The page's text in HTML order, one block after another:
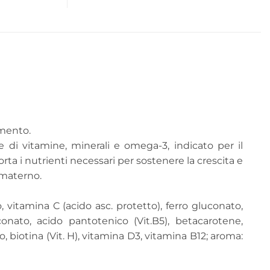
di vitamine, minerali e omega-3, indicato per il
i nutrienti necessari per sostenere la crescita e
C (acido asc. protetto), ferro gluconato,
acido pantotenico (Vit.B5), betacarotene,
biotina (Vit. H), vitamina D3, vitamina B12; aroma: